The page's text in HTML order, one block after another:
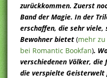
zurückkommen. Zuerst
Band der Magie. In der
erschaffen, die sehr viele,
Bewohner bietet (mehr
bei Romantic Bookfan).
verschiedenen Völker,
die verspielte Geisterwelt